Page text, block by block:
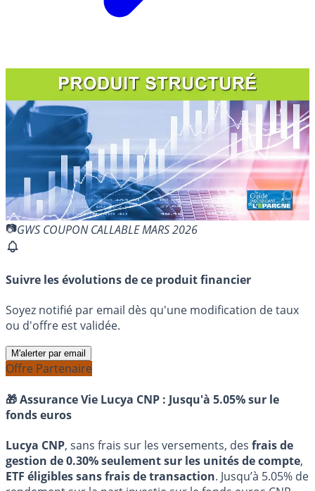
GWS COUPON CALLABLE MARS 2026
Suivre les évolutions de ce produit financier
Soyez notifié par email dès qu'une modification de taux
ou d'offre est validée.
M'alerter par email
Offre Partenaire
🎁 Assurance Vie Lucya CNP : Jusqu'à 5.05% sur le
fonds euros
Lucya CNP, sans frais sur les versements, des frais de
gestion de 0.30% seulement sur les unités de compte,
ETF éligibles sans frais de transaction. Jusqu’à 5.05% de